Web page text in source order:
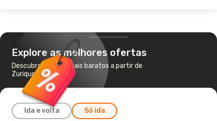
Explore as melhores ofertas
Descubra os voos mais baratos a partir de
Zurique para Berlim
Ida e volta Só ida